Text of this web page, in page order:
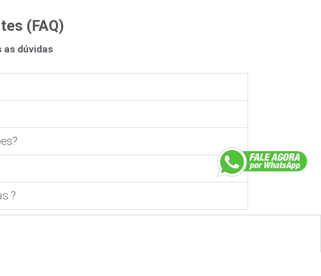
(FAQ)
as dúvidas
?